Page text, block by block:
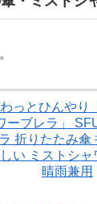
っとひんやり
ーブレラ」
折りたたみ傘
い ミストシャ
晴雨兼用